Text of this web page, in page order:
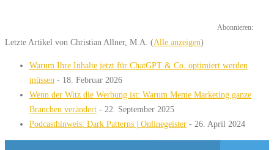
Abonnieren:
Letzte Artikel von Christian Allner, M.A. (Alle anzeigen)
Warum Ihre Inhalte jetzt für ChatGPT & Co. optimiert werden
müssen - 18. Februar 2026
Wenn der Witz die Werbung ist: Warum Meme Marketing ganze
Branchen verändert - 22. September 2025
Podcasthinweis: Dark Patterns | Onlinegeister - 26. April 2024